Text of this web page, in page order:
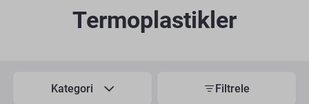
Termoplastikler
Kategori Filtrele